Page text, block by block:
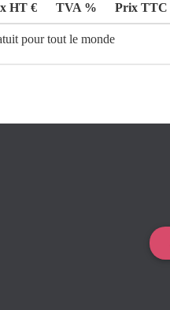
HT € TVA % Prix TTC
pour tout le monde